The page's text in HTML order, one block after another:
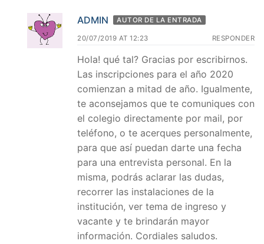
ADMIN AUTOR DE LA ENTRADA
20/07/2019 AT 12:23 RESPONDER
Hola! qué tal? Gracias por escribirnos.
Las inscripciones para el año 2020
comienzan a mitad de año. Igualmente,
te aconsejamos que te comuniques con
el colegio directamente por mail, por
teléfono, o te acerques personalmente,
para que así puedan darte una fecha
para una entrevista personal. En la
misma, podrás aclarar las dudas,
recorrer las instalaciones de la
institución, ver tema de ingreso y
vacante y te brindarán mayor
información. Cordiales saludos.